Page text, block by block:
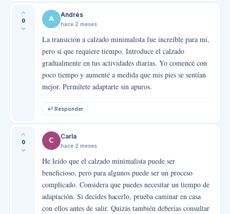
0 A Andrés
hace 2 meses
La transición a calzado minimalista fue increíble para mí,
pero sí que requiere tiempo. Introduce el calzado
gradualmente en tus actividades diarias. Yo comencé con
poco tiempo y aumenté a medida que mis pies se sentían
mejor. Permítete adaptarte sin apuros.
↩ Responder
0 C Carla
hace 2 meses
He leído que el calzado minimalista puede ser
beneficioso, pero para algunos puede ser un proceso
complicado. Considera que puedes necesitar un tiempo de
adaptación. Si decides hacerlo, prueba caminar en casa
con ellos antes de salir. Quizás también deberías consultar